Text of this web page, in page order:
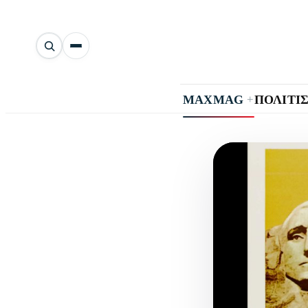
Αναζήτηση
άρθρων
MAXMAG +